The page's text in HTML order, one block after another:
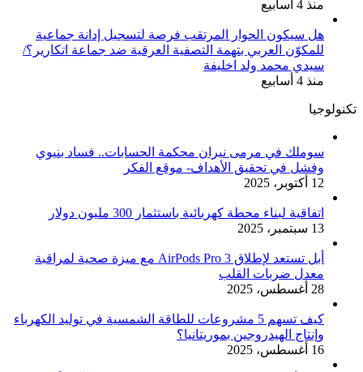
منذ 4 أسابيع
هل سيكون الحوار المرتقب فرصة لتسجيل إدانة جماعية
للمكوّن العربي بتهمة التصفية العرقية ضد جماعة اتكارير؟/
سيدي محمد ولد اخليفة
منذ 4 أسابيع
تكنولوجيا
سوملك في مرمى نيران محكمة الحسابات.. فساد بنيوي
وفشل في تحقيق الأهداف- موقع الفكر
12 أكتوبر، 2025
اتفاقية لبناء محطة كهربائية باستثمار 300 مليون دولار
13 سبتمبر، 2025
أبل تستعد لإطلاق AirPods Pro 3 مع ميزة صحية لمراقبة
معدل ضربات القلب
28 أغسطس، 2025
كيف تسهم 5 مشروعات للطاقة الشمسية في توليد الكهرباء
وإنتاج الهيدروجين بموريتانيا؟
16 أغسطس، 2025